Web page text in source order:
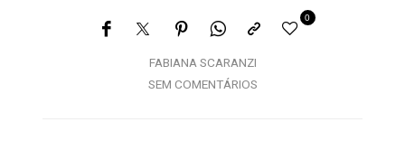
FABIANA SCARANZI
0
SEM COMENTÁRIOS